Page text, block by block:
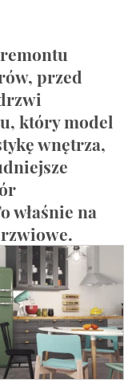
przed
który model
wnętrza,
właśnie na